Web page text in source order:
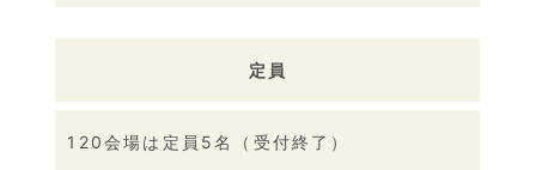
定員
120会場は定員5名（受付終了）